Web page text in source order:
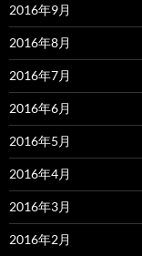
2016年9月
2016年8月
2016年7月
2016年6月
2016年5月
2016年4月
2016年3月
2016年2月